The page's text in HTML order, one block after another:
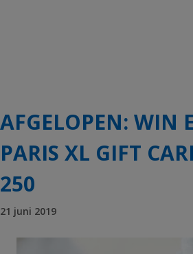
AFGELOPEN: WIN
PARIS XL GIFT
250
21 juni 2019